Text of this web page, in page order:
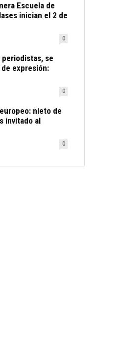
Escuela de
inician el 2 de
0
se
expresión:
0
nieto de
invitado al
0